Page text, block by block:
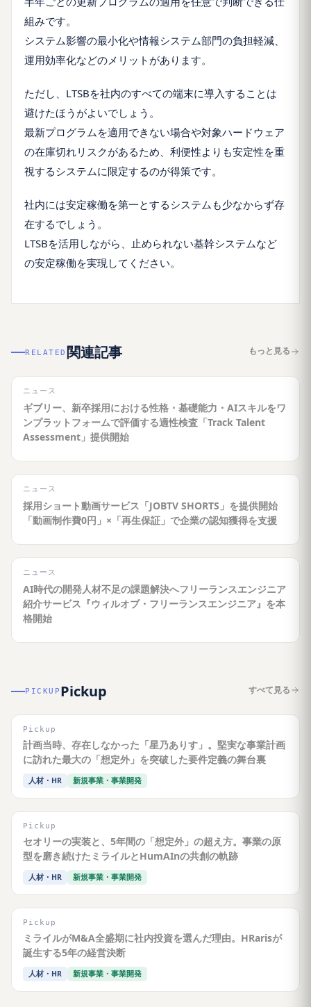
組みです。
システム影響の最小化や情報システム部門の負担軽減、
運用効率化などのメリットがあります。
ただし、LTSBを社内のすべての端末に導入することは
避けたほうがよいでしょう。
最新プログラムを適用できない場合や対象ハードウェア
の在庫切れリスクがあるため、利便性よりも安定性を重
視するシステムに限定するのが得策です。
社内には安定稼働を第一とするシステムも少なからず存
在するでしょう。
LTSBを活用しながら、止められない基幹システムなど
の安定稼働を実現してください。
RELATED 関連記事 もっと見る
ニュース
ギブリー、新卒採用における性格・基礎能力・AIスキルをワ
ンプラットフォームで評価する適性検査「Track Talent
Assessment」提供開始
ニュース
採用ショート動画サービス「JOBTV SHORTS」を提供開始
「動画制作費0円」×「再生保証」で企業の認知獲得を支援
ニュース
AI時代の開発人材不足の課題解決へフリーランスエンジニア
紹介サービス『ウィルオブ・フリーランスエンジニア』を本
格開始
PICKUP Pickup すべて見る
Pickup
計画当時、存在しなかった「星乃ありす」。堅実な事業計画
に訪れた最大の「想定外」を突破した要件定義の舞台裏
人材・HR 新規事業・事業開発
Pickup
セオリーの実装と、5年間の「想定外」の超え方。事業の原
型を磨き続けたミライルとHumAInの共創の軌跡
人材・HR 新規事業・事業開発
Pickup
ミライルがM&A全盛期に社内投資を選んだ理由。HRarisが
誕生する5年の経営決断
人材・HR 新規事業・事業開発